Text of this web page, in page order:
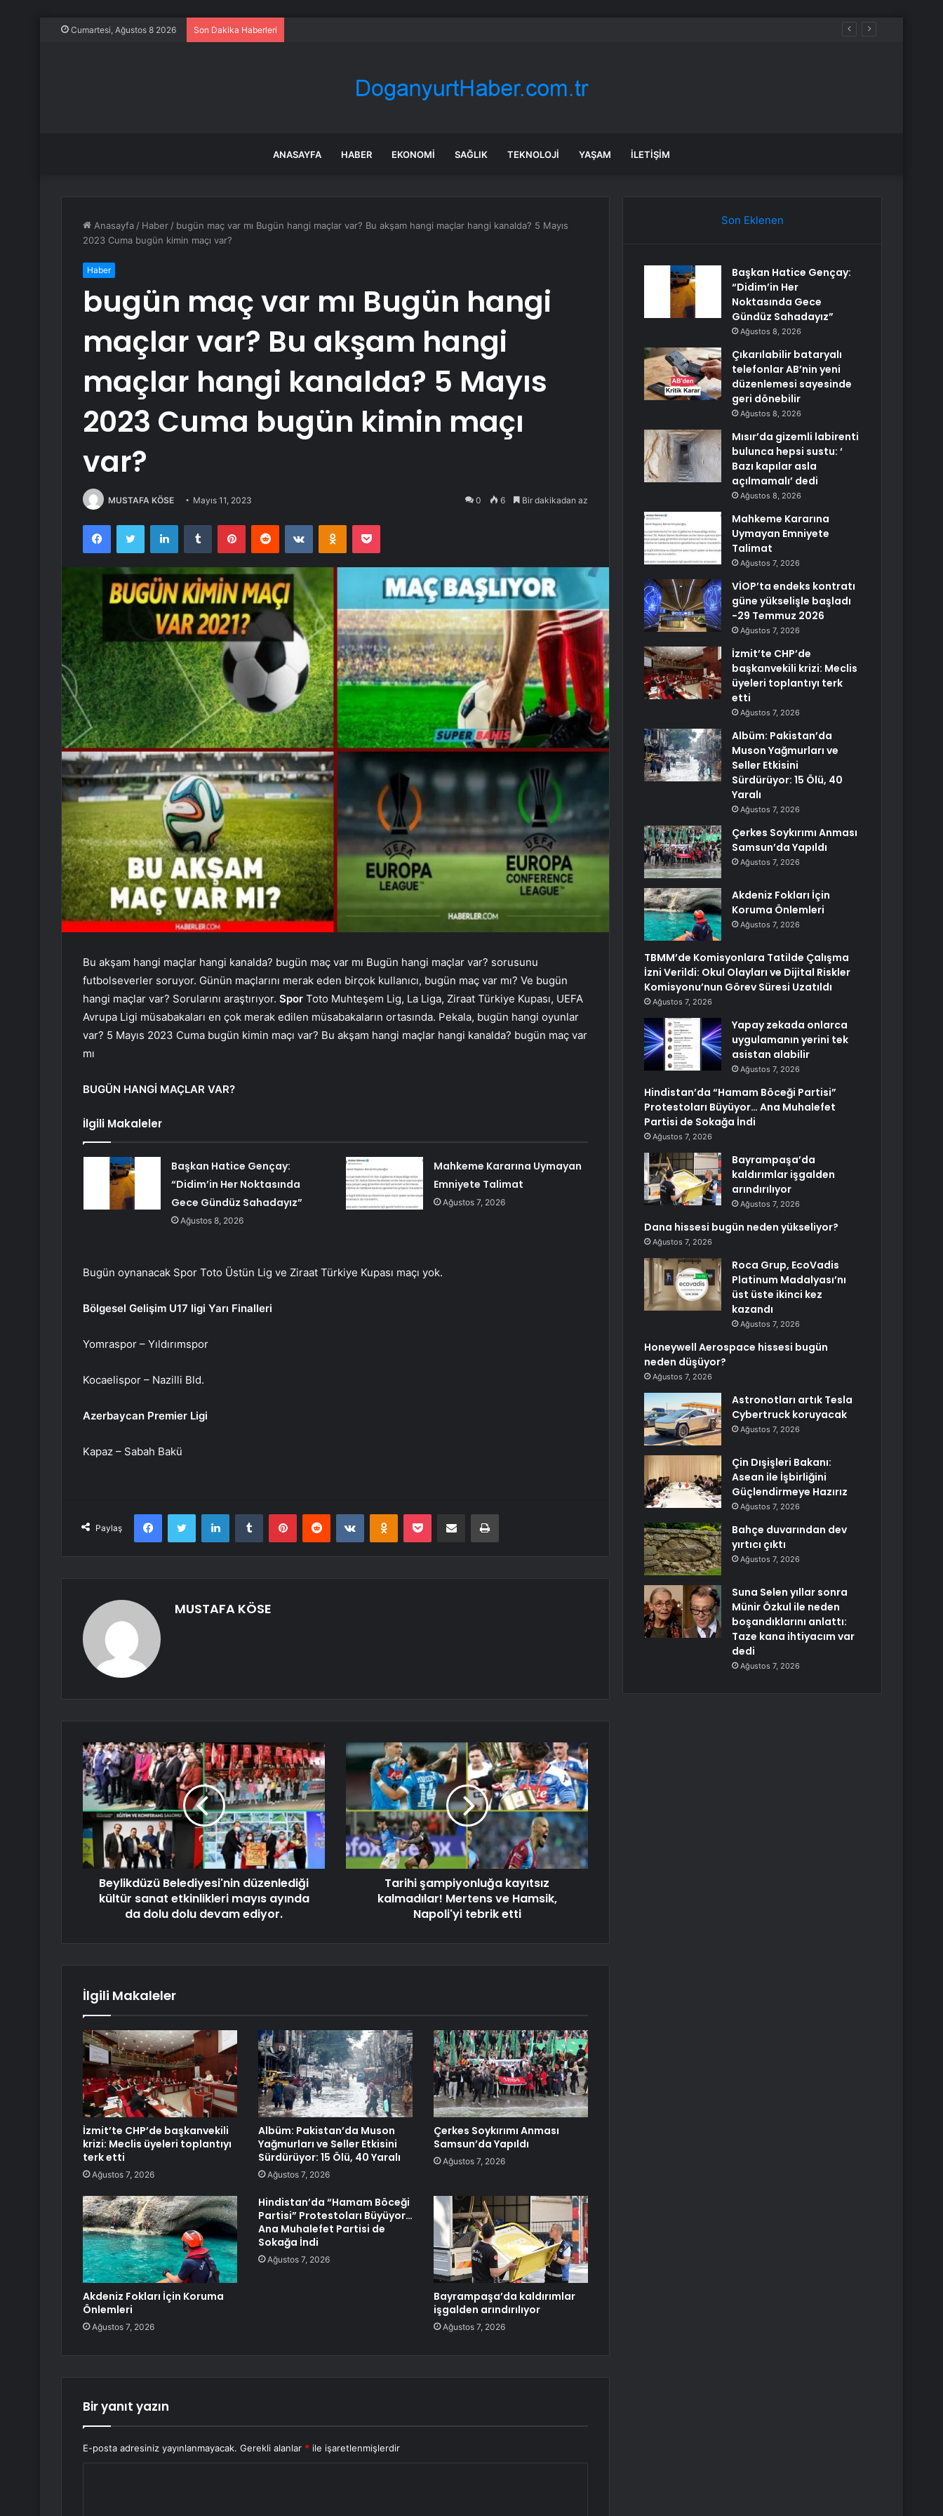
Cumartesi, Ağustos 8 2026 Son Dakika Haberleri
ANASAYFA HABER EKONOMI SAĞLIK TEKNOLOJI YAŞAM İLETIŞIM
Anasayfa / Haber / bugün maç var mı Bugün hangi maçlar var? Bu akşam hangi maçlar hangi kanalda? 5 Mayıs
2023 Cuma bugün kimin maçı var?
Haber
bugün maç var mı Bugün hangi
maçlar var? Bu akşam hangi
maçlar hangi kanalda? 5 Mayıs
2023 Cuma bugün kimin maçı
var?
MUSTAFA KÖSE Mayıs 11, 2023 0 6 Bir dakikadan az
FacebookTwitter LinkedInTumblr PinterestReddit VKontakteOdnoklassniki
Pocket
Bu akşam hangi maçlar hangi kanalda? bugün maç var mı Bugün hangi maçlar var? sorusunu
futbolseverler soruyor. Günün maçlarını merak eden birçok kullanıcı, bugün maç var mı? Ve bugün
hangi maçlar var? Sorularını araştırıyor. Spor Toto Muhteşem Lig, La Liga, Ziraat Türkiye Kupası, UEFA
Avrupa Ligi müsabakaları en çok merak edilen müsabakaların ortasında. Pekala, bugün hangi oyunlar
var? 5 Mayıs 2023 Cuma bugün kimin maçı var? Bu akşam hangi maçlar hangi kanalda? bugün maç var
mı
BUGÜN HANGİ MAÇLAR VAR?
İlgili Makaleler
Başkan Hatice Gençay:
“Didim’in Her Noktasında
Gece Gündüz Sahadayız”
Ağustos 8, 2026
Mahkeme Kararına Uymayan
Emniyete Talimat
Ağustos 7, 2026
Bugün oynanacak Spor Toto Üstün Lig ve Ziraat Türkiye Kupası maçı yok.
Bölgesel Gelişim U17 ligi Yarı Finalleri
Yomraspor – Yıldırımspor
Kocaelispor – Nazilli Bld.
Azerbaycan Premier Ligi
Kapaz – Sabah Bakü
Paylaş
FacebookTwitter LinkedInTumblr PinterestReddit VKontakteOdnoklassniki
Pocket E-Posta ile paylaş Yazdır
MUSTAFA KÖSE
Beylikdüzü Belediyesi'nin düzenlediği
kültür sanat etkinlikleri mayıs ayında
da dolu dolu devam ediyor.
Tarihi şampiyonluğa kayıtsız
kalmadılar! Mertens ve Hamsik,
Napoli'yi tebrik etti
İlgili Makaleler
İzmit’te CHP’de başkanvekili
krizi: Meclis üyeleri toplantıyı
terk etti
Ağustos 7, 2026
Albüm: Pakistan’da Muson
Yağmurları ve Seller Etkisini
Sürdürüyor: 15 Ölü, 40 Yaralı
Ağustos 7, 2026
Çerkes Soykırımı Anması
Samsun’da Yapıldı
Ağustos 7, 2026
Akdeniz Fokları İçin Koruma
Önlemleri
Ağustos 7, 2026
Hindistan’da “Hamam Böceği
Partisi” Protestoları Büyüyor…
Ana Muhalefet Partisi de
Sokağa İndi
Ağustos 7, 2026
Bayrampaşa’da kaldırımlar
işgalden arındırılıyor
Ağustos 7, 2026
Bir yanıt yazın
E-posta adresiniz yayınlanmayacak. Gerekli alanlar * ile işaretlenmişlerdir
Son Eklenen
Başkan Hatice Gençay:
“Didim’in Her
Noktasında Gece
Gündüz Sahadayız”
Ağustos 8, 2026
Çıkarılabilir bataryalı
telefonlar AB’nin yeni
düzenlemesi sayesinde
geri dönebilir
Ağustos 8, 2026
Mısır’da gizemli labirenti
bulunca hepsi sustu: ‘
Bazı kapılar asla
açılmamalı’ dedi
Ağustos 8, 2026
Mahkeme Kararına
Uymayan Emniyete
Talimat
Ağustos 7, 2026
VİOP’ta endeks kontratı
güne yükselişle başladı
-29 Temmuz 2026
Ağustos 7, 2026
İzmit’te CHP’de
başkanvekili krizi: Meclis
üyeleri toplantıyı terk
etti
Ağustos 7, 2026
Albüm: Pakistan’da
Muson Yağmurları ve
Seller Etkisini
Sürdürüyor: 15 Ölü, 40
Yaralı
Ağustos 7, 2026
Çerkes Soykırımı Anması
Samsun’da Yapıldı
Ağustos 7, 2026
Akdeniz Fokları İçin
Koruma Önlemleri
Ağustos 7, 2026
TBMM’de Komisyonlara Tatilde Çalışma
İzni Verildi: Okul Olayları ve Dijital Riskler
Komisyonu’nun Görev Süresi Uzatıldı
Ağustos 7, 2026
Yapay zekada onlarca
uygulamanın yerini tek
asistan alabilir
Ağustos 7, 2026
Hindistan’da “Hamam Böceği Partisi”
Protestoları Büyüyor… Ana Muhalefet
Partisi de Sokağa İndi
Ağustos 7, 2026
Bayrampaşa’da
kaldırımlar işgalden
arındırılıyor
Ağustos 7, 2026
Dana hissesi bugün neden yükseliyor?
Ağustos 7, 2026
Roca Grup, EcoVadis
Platinum Madalyası’nı
üst üste ikinci kez
kazandı
Ağustos 7, 2026
Honeywell Aerospace hissesi bugün
neden düşüyor?
Ağustos 7, 2026
Astronotları artık Tesla
Cybertruck koruyacak
Ağustos 7, 2026
Çin Dışişleri Bakanı:
Asean ile İşbirliğini
Güçlendirmeye Hazırız
Ağustos 7, 2026
Bahçe duvarından dev
yırtıcı çıktı
Ağustos 7, 2026
Suna Selen yıllar sonra
Münir Özkul ile neden
boşandıklarını anlattı:
Taze kana ihtiyacım var
dedi
Ağustos 7, 2026